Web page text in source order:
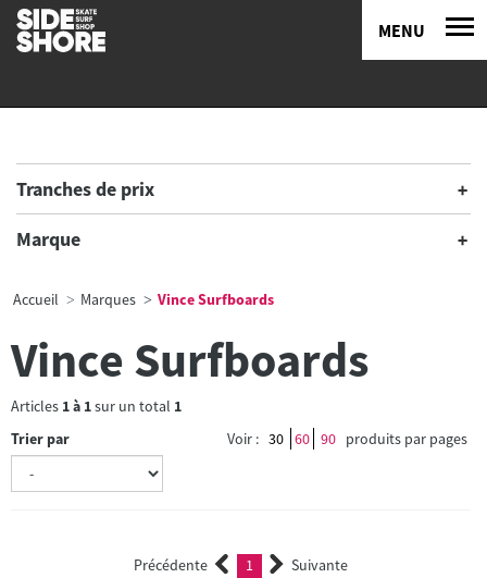
MENU
Tranches de prix
Marque
Accueil Marques Vince Surfboards
Vince Surfboards
Articles 1à 1sur un total 1
Trier par
Voir : 30 60 90 produits par pages
Précédente 1 (current)Suivante